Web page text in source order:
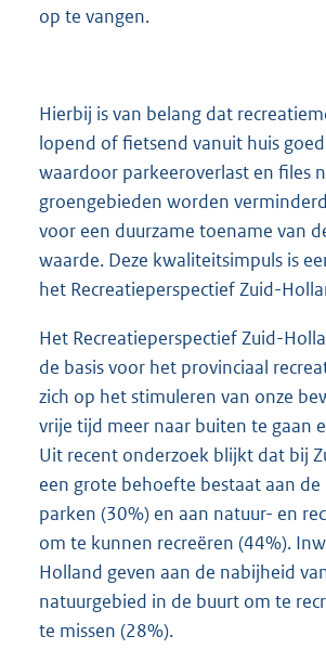
op te vangen.
Hierbij is van belang dat
lopend of fietsend vanuit huis
waardoor parkeeroverlast en files
groengebieden worden
voor een duurzame toename van
waarde. Deze kwaliteitsimpuls is
het Recreatieperspectief Zuid-
Het Recreatieperspectief Zuid-
de basis voor het provinciaal
zich op het stimuleren van onze
vrije tijd meer naar buiten te gaan
Uit recent onderzoek blijkt dat bij
een grote behoefte bestaat aan
parken (30%) en aan natuur- en
om te kunnen recreëren (44%).
Holland geven aan de nabijheid
natuurgebied in de buurt om te
te missen (28%).